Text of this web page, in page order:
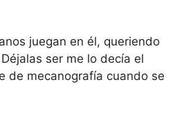
juegan en él, queriendo
ser me lo decía el
de mecanografía cuando se